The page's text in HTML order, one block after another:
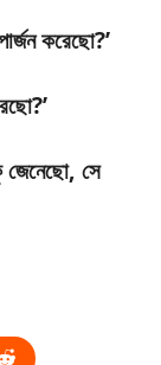
করেছো?’
জেনেছো, সে